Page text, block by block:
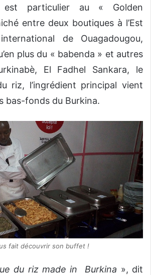
particulier au « Golden
entre deux boutiques à l’Est
de Ouagadougou,
plus du « babenda » et autres
El Fadhel Sankara, le
riz, l’ingrédient principal vient
bas-fonds du Burkina.
fait découvrir son buffet !
du riz made in Burkina », dit